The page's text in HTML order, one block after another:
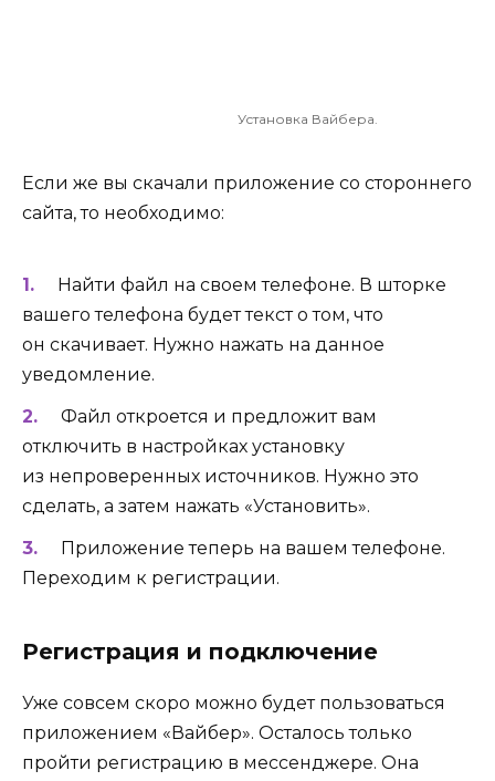
Установка Вайбера.
Если же вы скачали приложение со стороннего
сайта, то необходимо:
Найти файл на своем телефоне. В шторке
вашего телефона будет текст о том, что
он скачивает. Нужно нажать на данное
уведомление.
Файл откроется и предложит вам
отключить в настройках установку
из непроверенных источников. Нужно это
сделать, а затем нажать «Установить».
Приложение теперь на вашем телефоне.
Переходим к регистрации.
Регистрация и подключение
Уже совсем скоро можно будет пользоваться
приложением «Вайбер». Осталось только
пройти регистрацию в мессенджере. Она